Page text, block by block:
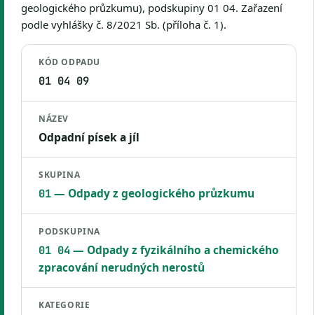
geologického průzkumu), podskupiny 01 04. Zařazení
podle vyhlášky č. 8/2021 Sb. (příloha č. 1).
KÓD ODPADU
01 04 09
NÁZEV
Odpadní písek a jíl
SKUPINA
01— Odpady z geologického průzkumu
PODSKUPINA
01 04 — Odpady z fyzikálního a chemického
zpracování nerudných nerostů
KATEGORIE